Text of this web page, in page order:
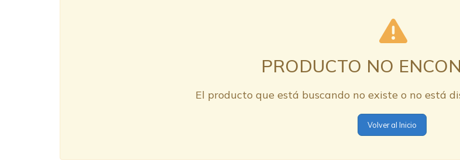
PRODUCTO NO
El producto que está buscando no existe o no está
Volver al Inicio